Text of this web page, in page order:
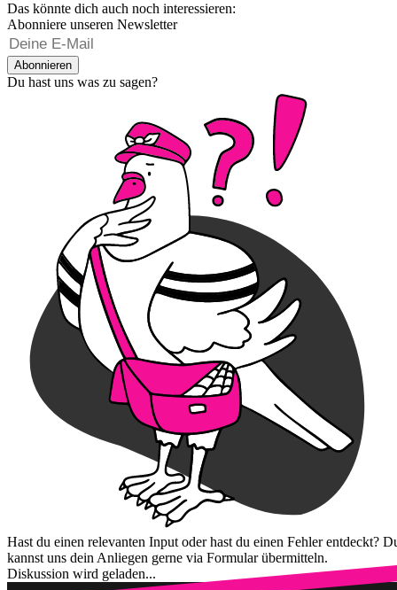
Das könnte dich auch noch interessieren:
Abonniere unseren Newsletter
Abonnieren
Du hast uns was zu sagen?
Hast du einen relevanten Input oder hast du einen Fehler entdeckt?
kannst uns dein Anliegen gerne via Formular übermitteln.
Diskussion wird geladen...